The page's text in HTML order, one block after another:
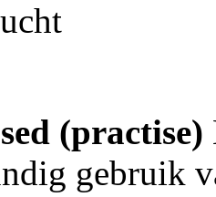
(practise)
gebruik